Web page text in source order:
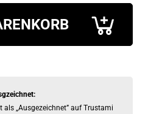
als „Ausgezeichnet” auf Trustami